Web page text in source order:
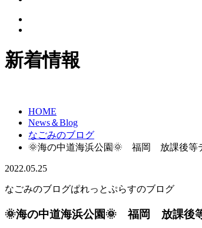
新着情報
HOME
News＆Blog
なごみのブログ
🌞海の中道海浜公園🌞 福岡 放課後等
2022.05.25
なごみのブログぱれっとぷらすのブログ
🌞海の中道海浜公園🌞 福岡 放課後